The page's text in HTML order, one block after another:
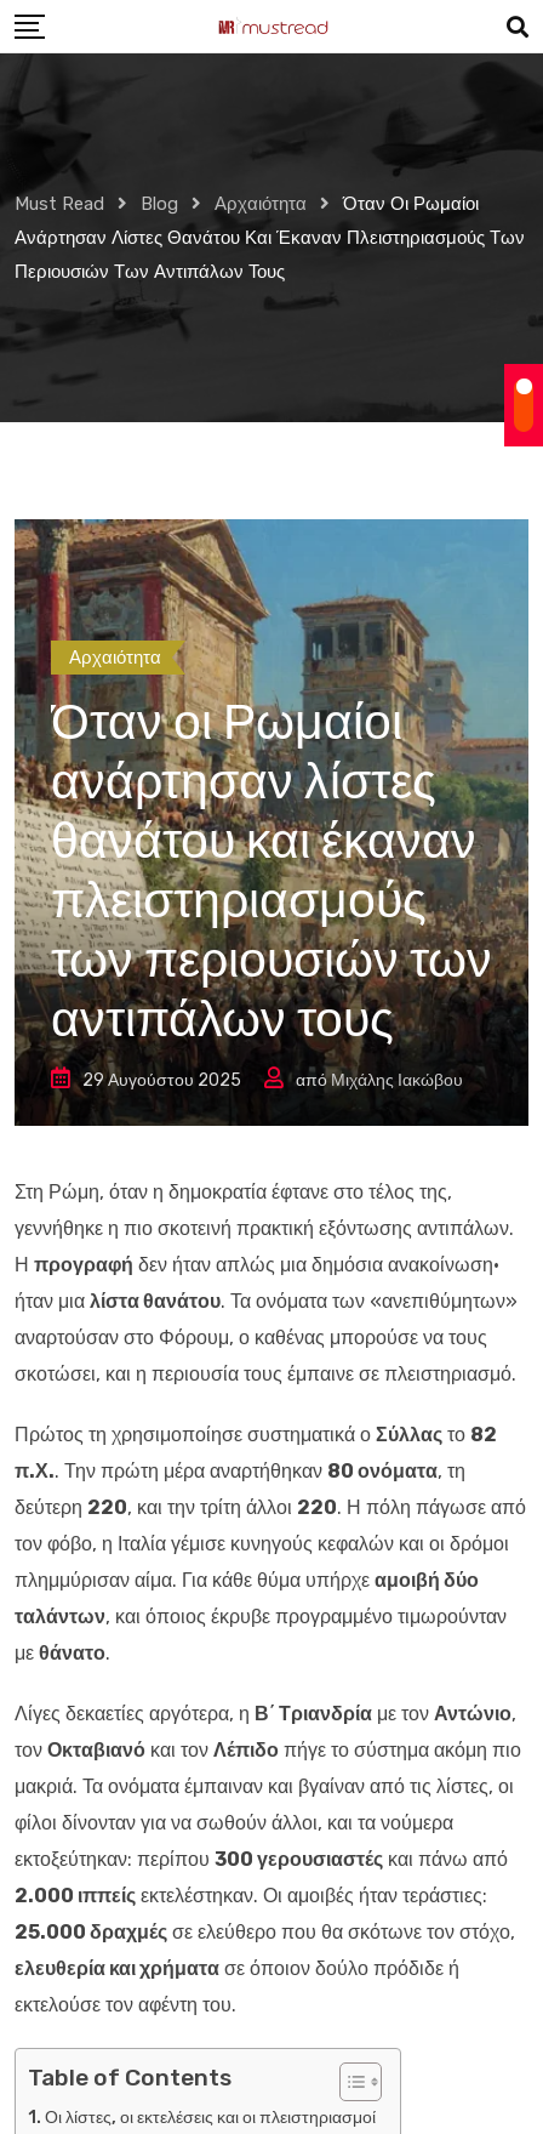
Skip
to
Must Read Blog Αρχαιότητα
Όταν Οι Ρωμαίοι
Ανάρτησαν Λίστες Θανάτου Και Έκαναν Πλειστηριασμούς Των
Περιουσιών Των Αντιπάλων Τους
Αρχαιότητα
Όταν οι Ρωμαίοι
ανάρτησαν λίστες
θανάτου και έκαναν
πλειστηριασμούς
των περιουσιών των
αντιπάλων τους
29 Αυγούστου 2025 απόΜιχάλης Ιακώβου
Στη Ρώμη, όταν η δημοκρατία έφτανε στο τέλος της,
γεννήθηκε η πιο σκοτεινή πρακτική εξόντωσης αντιπάλων.
Η προγραφή δεν ήταν απλώς μια δημόσια ανακοίνωση·
ήταν μια λίστα θανάτου. Τα ονόματα των «ανεπιθύμητων»
αναρτούσαν στο Φόρουμ, ο καθένας μπορούσε να τους
σκοτώσει, και η περιουσία τους έμπαινε σε πλειστηριασμό.
Πρώτος τη χρησιμοποίησε συστηματικά ο Σύλλας το 82
π.Χ.. Την πρώτη μέρα αναρτήθηκαν 80 ονόματα, τη
δεύτερη 220, και την τρίτη άλλοι 220. Η πόλη πάγωσε από
τον φόβο, η Ιταλία γέμισε κυνηγούς κεφαλών και οι δρόμοι
πλημμύρισαν αίμα. Για κάθε θύμα υπήρχε αμοιβή δύο
ταλάντων, και όποιος έκρυβε προγραμμένο τιμωρούνταν
με θάνατο.
Λίγες δεκαετίες αργότερα, η Β΄ Τριανδρία με τον Αντώνιο,
τον Οκταβιανό και τον Λέπιδο πήγε το σύστημα ακόμη πιο
μακριά. Τα ονόματα έμπαιναν και βγαίναν από τις λίστες, οι
φίλοι δίνονταν για να σωθούν άλλοι, και τα νούμερα
εκτοξεύτηκαν: περίπου 300 γερουσιαστές και πάνω από
2.000 ιππείς εκτελέστηκαν. Οι αμοιβές ήταν τεράστιες:
25.000 δραχμές σε ελεύθερο που θα σκότωνε τον στόχο,
ελευθερία και χρήματα σε όποιον δούλο πρόδιδε ή
εκτελούσε τον αφέντη του.
Table of Contents
Οι λίστες, οι εκτελέσεις και οι πλειστηριασμοί